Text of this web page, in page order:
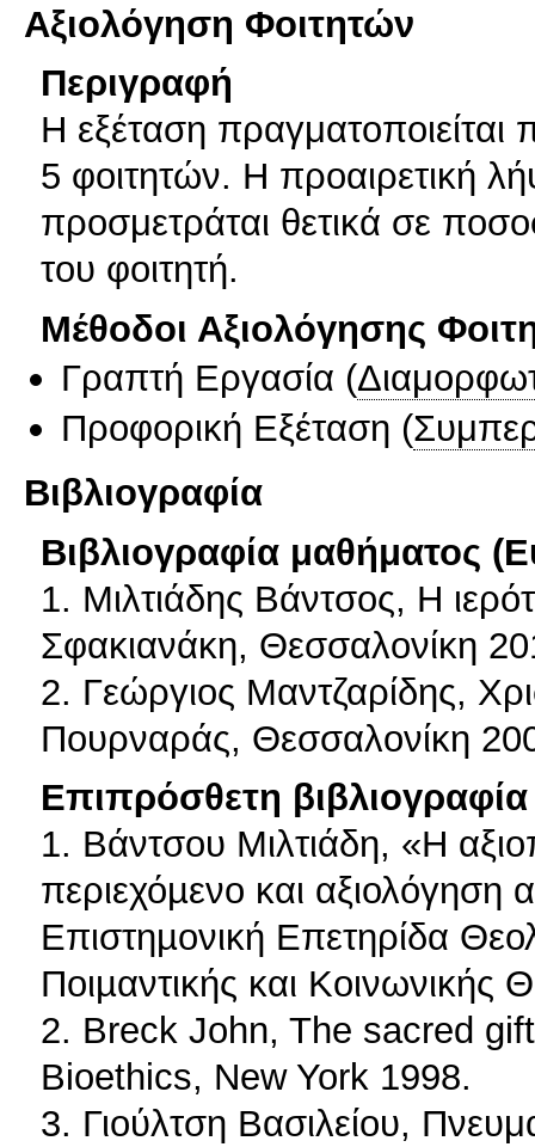
Αξιολόγηση Φοιτητών
Περιγραφή
Η εξέταση
5 φοιτητών. Η προαιρετική
προσμετράται θετικά σε
του φοιτητή.
Μέθοδοι Αξιολόγησης
Γραπτή Εργασία (
Προφορική Εξέταση (
Βιβλιογραφία
Βιβλιογραφία μαθήματος
1. Μιλτιάδης Βάντσος, Η
Σφακιανάκη, Θεσσαλονίκη
2. Γεώργιος Μαντζαρίδης,
Πουρναράς, Θεσσαλονίκη
Επιπρόσθετη βιβλιογραφία
1. Βάντσου Μιλτιάδη, «Η
περιεχόµενο και
Επιστηµονική Επετηρίδα
Ποιµαντικής και
2. Breck John, The sacred
Bioethics, New York 1998.
3. Γιούλτση Βασιλείου,